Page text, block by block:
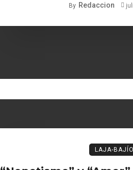
By Redaccion
LAJA-BAJÍO